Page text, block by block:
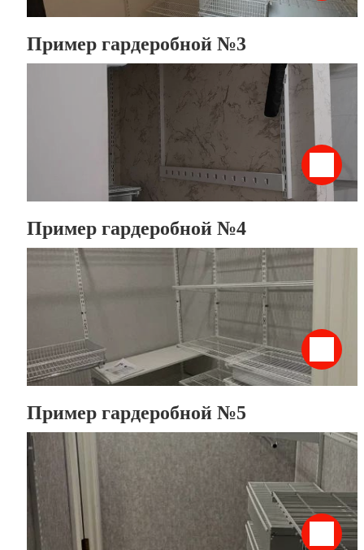
Пример гардеробной №3
Пример гардеробной №4
Пример гардеробной №5